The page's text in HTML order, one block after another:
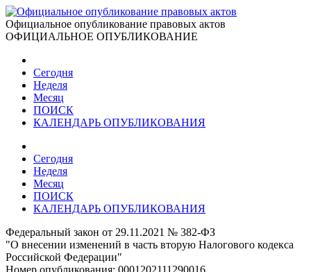
Официальное опубликование правовых актов
ОФИЦИАЛЬНОЕ ОПУБЛИКОВАНИЕ
Сегодня
Неделя
Месяц
ПОИСК
КАЛЕНДАРЬ ОПУБЛИКОВАНИЯ
Сегодня
Неделя
Месяц
ПОИСК
КАЛЕНДАРЬ ОПУБЛИКОВАНИЯ
Федеральный закон от 29.11.2021 № 382-ФЗ
"О внесении изменений в часть вторую Налогового кодекса
Российской Федерации"
Номер опубликования: 0001202111290016